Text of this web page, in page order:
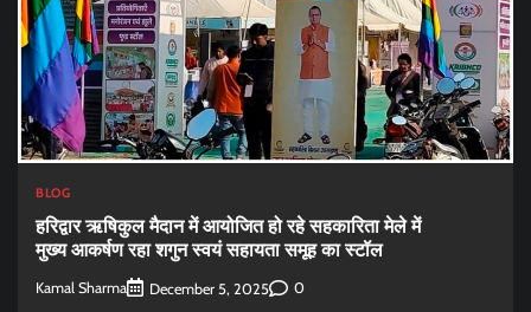
BLOG
हरिद्वार ऋषिकुल मैदान में आयोजित हो रहे सहकारिता मेले में
मुख्य आकर्षण रहा शगुन स्वयं सहायता समूह का स्टॉल
Kamal Sharma December 5, 2025 0